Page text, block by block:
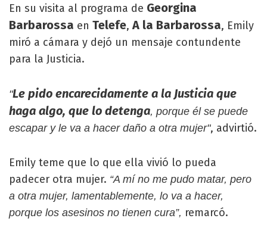
En su visita al programa de Georgina
Barbarossa en Telefe,A la Barbarossa, Emily
miró a cámara y dejó un mensaje contundente
para la Justicia.
"Le pido encarecidamente a la Justicia que
haga algo, que lo detenga, porque él se puede
escapar y le va a hacer daño a otra mujer", advirtió.
Emily teme que lo que ella vivió lo pueda
padecer otra mujer. “A mí no me pudo matar, pero
a otra mujer, lamentablemente, lo va a hacer,
porque los asesinos no tienen cura”, remarcó.